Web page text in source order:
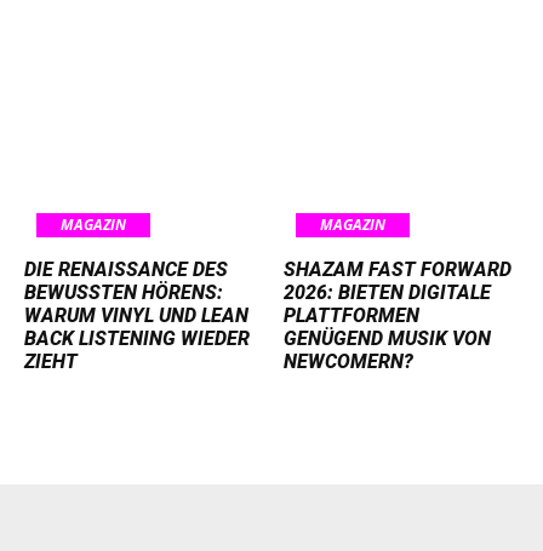
MAGAZIN
DIE RENAISSANCE DES
BEWUSSTEN HÖRENS:
WARUM VINYL UND LEAN
BACK LISTENING WIEDER
ZIEHT
MAGAZIN
SHAZAM FAST FORWARD
2026: BIETEN DIGITALE
PLATTFORMEN
GENÜGEND MUSIK VON
NEWCOMERN?